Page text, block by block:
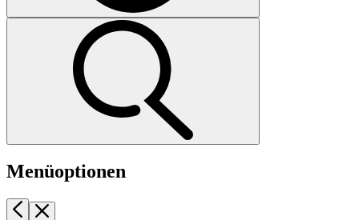
Menüoptionen